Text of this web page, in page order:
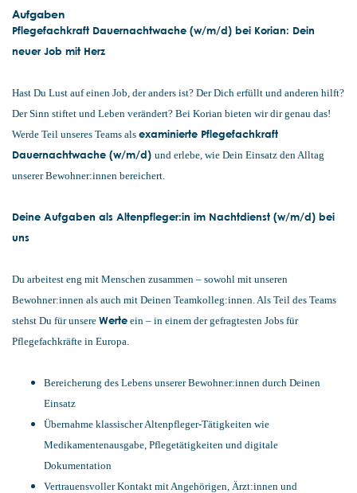
Aufgaben
Pflegefachkraft Dauernachtwache (w/m/d) bei Korian: Dein
neuer Job mit Herz
Hast Du Lust auf einen Job, der anders ist? Der Dich erfüllt und anderen hilft?
Der Sinn stiftet und Leben verändert? Bei Korian bieten wir dir genau das!
Werde Teil unseres Teams als examinierte Pflegefachkraft
Dauernachtwache (w/m/d) und erlebe, wie Dein Einsatz den Alltag
unserer Bewohner:innen bereichert.
Deine Aufgaben als Altenpfleger:in im Nachtdienst (w/m/d) bei
uns
Du arbeitest eng mit Menschen zusammen – sowohl mit unseren
Bewohner:innen als auch mit Deinen Teamkolleg:innen. Als Teil des Teams
stehst Du für unsere Werte ein – in einem der gefragtesten Jobs für
Pflegefachkräfte in Europa.
Bereicherung des Lebens unserer Bewohner:innen durch Deinen
Einsatz
Übernahme klassischer Altenpfleger-Tätigkeiten wie
Medikamentenausgabe, Pflegetätigkeiten und digitale
Dokumentation
Vertrauensvoller Kontakt mit Angehörigen, Ärzt:innen und